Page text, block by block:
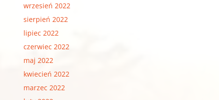
wrzesień 2022
sierpień 2022
lipiec 2022
czerwiec 2022
maj 2022
kwiecień 2022
marzec 2022